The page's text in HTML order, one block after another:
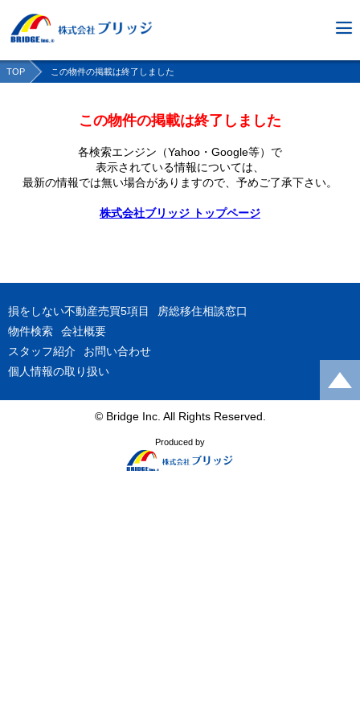
TOP この物件の掲載は終了しました
この物件の掲載は終了しました
各検索エンジン（Yahoo・Google等）で
表示されている情報については、
最新の情報では無い場合がありますので、 予めご了承下さい。
株式会社ブリッジ トップページ
損をしない不動産売買5項目
房総移住相談窓口
物件検索
会社概要
スタッフ紹介
お問い合わせ
個人情報の取り扱い
© Bridge Inc. All Rights Reserved.
Produced by